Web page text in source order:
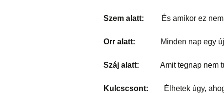
Szem alatt: És amikor ez nem
Orr alatt: Minden nap egy új
Száj alatt: Amit tegnap nem
Kulcscsont:
Élhetek úgy,